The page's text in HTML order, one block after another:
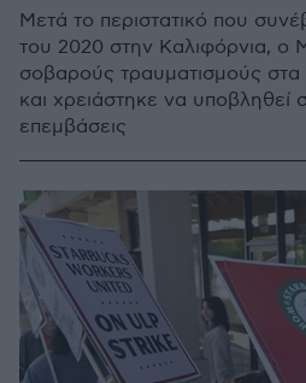
Μετά το περιστατικό που
του 2020 στην Καλιφόρνια, ο
σοβαρούς τραυματισμούς στα
και χρειάστηκε να υποβληθεί
επεμβάσεις